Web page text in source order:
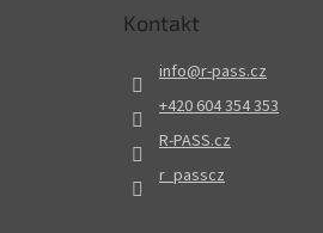
Kontakt
info@r-pass.cz
+420 604 354 353
R-PASS.cz
r_passcz